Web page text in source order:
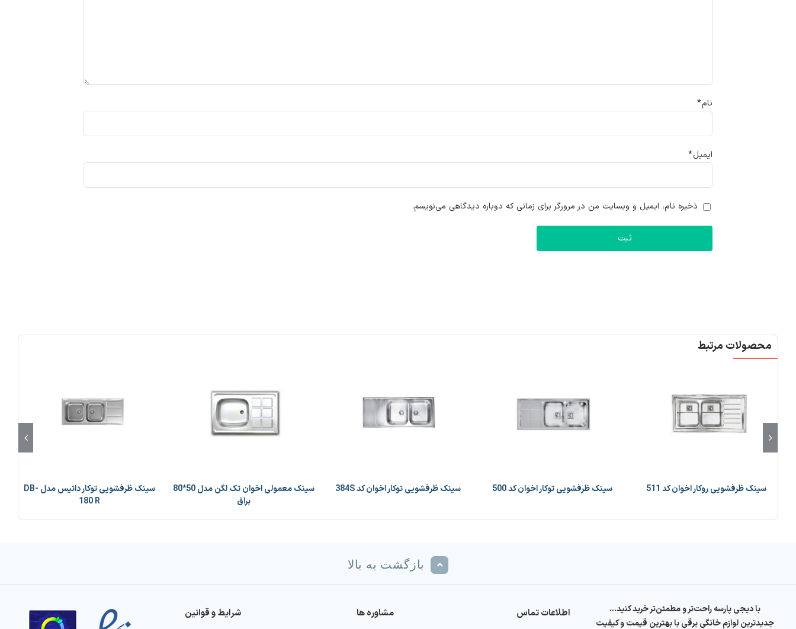
نام*
ایمیل*
ذخیره نام، ایمیل و وبسایت من در مرورگر برای زمانی که دوباره دیدگاهی می‌نویسم.
محصولات مرتبط
سینک ظرفشویی روکار اخوان کد 511 سینک ظرفشویی توکار اخوان کد 500 سینک ظرفشویی توکار اخوان کد 384S
سینک معمولی اخوان تک لگن مدل 50*80
براق
سینک ظرفشویی توکار داتیس مدل DB-
180 R
بازگشت به بالا
با دیجی پارسه راحت‌تر و مطمئن‌تر خرید کنید…
جدیدترین لوازم خانگی برقی با بهترین قیمت و کیفیت
اطلاعات تماس مشاوره ها شرایط و قوانین